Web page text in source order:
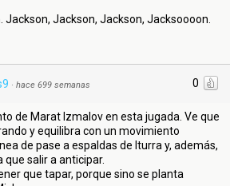
Jackson, Jackson, Jackson, Jacksoooon.
0
· hace 699 semanas
de Marat Izmalov en esta jugada. Ve que
y equilibra con un movimiento
de pase a espaldas de Iturra y, además,
que salir a anticipar.
que tapar, porque sino se planta